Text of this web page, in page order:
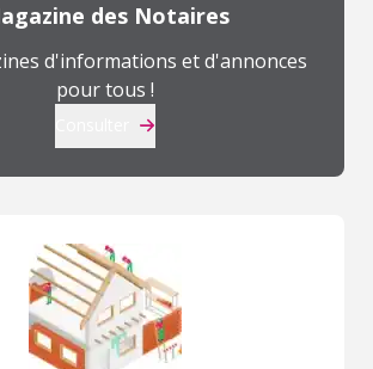
des Notaires
d'informations et d'annonces
pour tous !